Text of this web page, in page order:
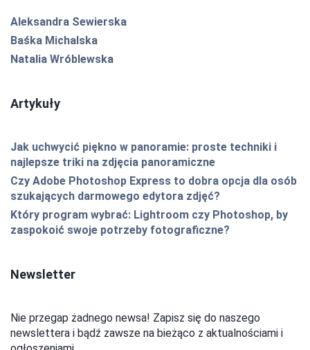
Aleksandra Sewierska
Baśka Michalska
Natalia Wróblewska
Artykuły
Jak uchwycić piękno w panoramie: proste techniki i
najlepsze triki na zdjęcia panoramiczne
Czy Adobe Photoshop Express to dobra opcja dla osób
szukających darmowego edytora zdjęć?
Który program wybrać: Lightroom czy Photoshop, by
zaspokoić swoje potrzeby fotograficzne?
Newsletter
Nie przegap żadnego newsa! Zapisz się do naszego
newslettera i bądź zawsze na bieżąco z aktualnościami i